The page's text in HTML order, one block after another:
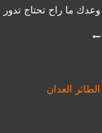
ما راح تحتاج
رقم